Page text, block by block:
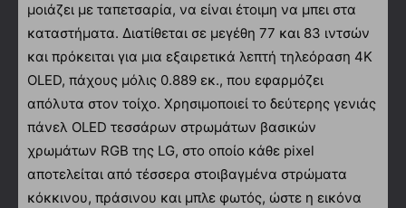
μοιάζει με ταπετσαρία, να είναι έτοιμη να μπει στα
καταστήματα. Διατίθεται σε μεγέθη 77 και 83 ιντσών
και πρόκειται για μια εξαιρετικά λεπτή τηλεόραση 4K
OLED, πάχους μόλις 0.889 εκ., που εφαρμόζει
απόλυτα στον τοίχο. Χρησιμοποιεί το δεύτερης γενιάς
πάνελ OLED τεσσάρων στρωμάτων βασικών
χρωμάτων RGB της LG, στο οποίο κάθε pixel
αποτελείται από τέσσερα στοιβαγμένα στρώματα
κόκκινου, πράσινου και μπλε φωτός, ώστε η εικόνα